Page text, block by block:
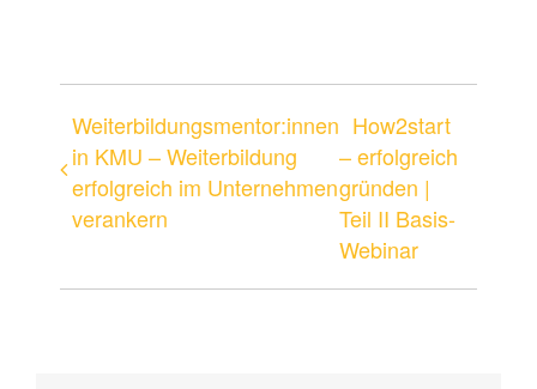
Weiterbildungsmentor:innen
in KMU – Weiterbildung
erfolgreich im Unternehmen
verankern
How2start
– erfolgreich
gründen |
Teil II Basis-
Webinar